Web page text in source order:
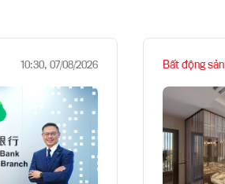
10:30, 07/08/2026 Bất động sản